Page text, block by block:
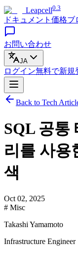
Leapcell0.3
ドキュメント 価格ブ
お問い合わせ
JA
ログイン無料で新規
Back to Tech
SQL 공통
리를 사용
색
Oct 02, 2025
# Misc
Takashi Yamamoto
Infrastructure Engineer